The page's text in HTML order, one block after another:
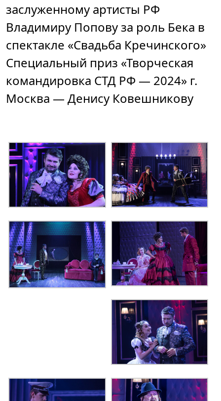
заслуженному артисты РФ
Владимиру Попову за роль Бека в
спектакле «Свадьба Кречинского»
Специальный приз «Творческая
командировка СТД РФ — 2024» г.
Москва — Денису Ковешникову